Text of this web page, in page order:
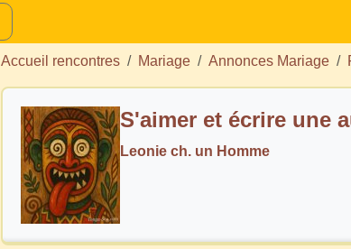
Accueil rencontres Mariage Annonces Mariage
S'aimer et écrire une
Leonie ch. un Homme